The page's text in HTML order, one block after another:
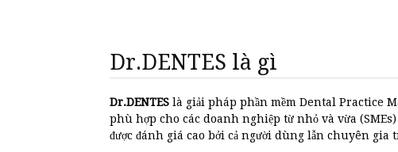
Dr.DENTES là gì
Dr.DENTES là giải pháp phần mềm Dental Practice
phù hợp cho các doanh nghiệp từ nhỏ và vừa
được đánh giá cao bởi cả người dùng lẫn chuyên